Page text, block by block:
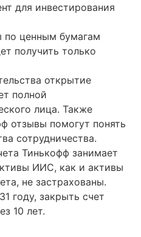
для инвестирования
ценным бумагам
получить только
открытие
полной
лица. Также
отзывы помогут понять
сотрудничества.
Тинькофф занимает
ИИС, как и активы
не застрахованы.
году, закрыть счет
10 лет.